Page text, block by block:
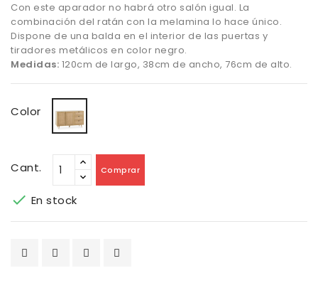
Con este aparador no habrá otro salón igual. La
combinación del ratán con la melamina lo hace único.
Dispone de una balda en el interior de las puertas y
tiradores metálicos en color negro.
Medidas: 120cm de largo, 38cm de ancho, 76cm de alto.
Color
Cant. Comprar
 En stock